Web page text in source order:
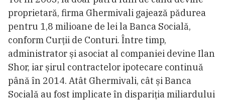
proprietară, firma Ghermivali gajează pădurea
pentru 1,8 milioane de lei la Banca Socială,
conform Curții de Conturi. Între timp,
administrator și asociat al companiei devine Ilan
Shor, iar șirul contractelor ipotecare continuă
până în 2014. Atât Ghermivali, cât și Banca
Socială au fost implicate în dispariția miliardului